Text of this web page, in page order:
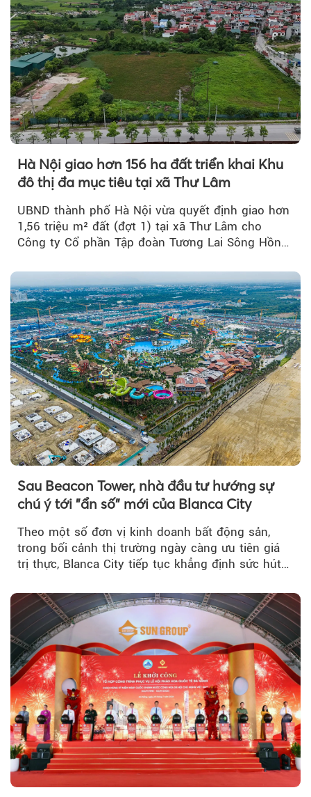
Hà Nội giao hơn 156 ha đất triển khai Khu
đô thị đa mục tiêu tại xã Thư Lâm
UBND thành phố Hà Nội vừa quyết định giao hơn
1,56 triệu m² đất (đợt 1) tại xã Thư Lâm cho
Công ty Cổ phần Tập đoàn Tương Lai Sông Hồng
Sau Beacon Tower, nhà đầu tư hướng sự
chú ý tới "ẩn số" mới của Blanca City
Theo một số đơn vị kinh doanh bất động sản,
trong bối cảnh thị trường ngày càng ưu tiên giá
trị thực, Blanca City tiếp tục khẳng định sức hút